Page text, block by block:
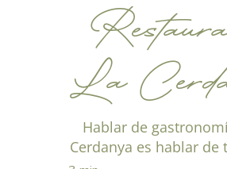
La
y otros
Hablar de
Cerdanya es hablar de